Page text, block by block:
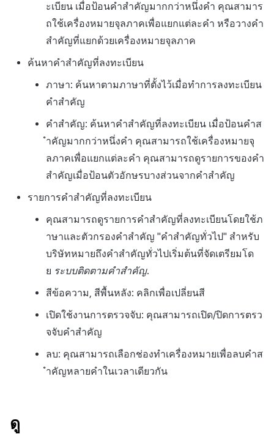
ะเบียน เมื่อป้อนคำสำคัญมากกว่าหนึ่งคำ คุณสามาร
ถใช้เครื่องหมายจุลภาคเพื่อแยกแต่ละคำ หรือวางคำ
สำคัญที่แยกด้วยเครื่องหมายจุลภาค
ค้นหาคำสำคัญที่ลงทะเบียน
ภาษา: ค้นหาตามภาษาที่ตั้งไว้เมื่อทำการลงทะเบียน
คำสำคัญ
คำสำคัญ: ค้นหาคำสำคัญที่ลงทะเบียน เมื่อป้อนคำส
ำคัญมากกว่าหนึ่งคำ คุณสามารถใช้เครื่องหมายจุ
ลภาคเพื่อแยกแต่ละคำ คุณสามารถดูรายการของคำ
สำคัญเมื่อป้อนตัวอักษรบางส่วนจากคำสำคัญ
รายการคำสำคัญที่ลงทะเบียน
คุณสามารถดูรายการคำสำคัญที่ลงทะเบียนโดยใช้ภ
าษาและตัวกรองคำสำคัญ "คำสำคัญทั่วไป" สำหรับ
บริษัทหมายถึงคำสำคัญทั่วไปเริ่มต้นที่จัดเตรียมโด
ย ระบบติดตามคำสำคัญ.
สีข้อความ, สีพื้นหลัง: คลิกเพื่อเปลี่ยนสี
เปิดใช้งานการตรวจจับ: คุณสามารถเปิด/ปิดการตรว
จจับคำสำคัญ
ลบ: คุณสามารถเลือกช่องทำเครื่องหมายเพื่อลบคำส
ำคัญหลายคำในเวลาเดียวกัน
ดู